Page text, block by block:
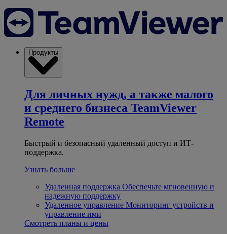
Продукты
Для личных нужд, а также малого
и среднего бизнеса TeamViewer
Remote
Быстрый и безопасный удаленный доступ и ИТ-
поддержка.
Узнать больше
Удаленная поддержка Обеспечьте мгновенную и
надежную поддержку
Удаленное управление Мониторинг устройств и
управление ими
Смотреть планы и цены